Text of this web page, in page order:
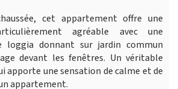
cet appartement offre une
agréable avec une
loggia donnant sur jardin commun
devant les fenêtres. Un véritable
apporte une sensation de calme et de
appartement.